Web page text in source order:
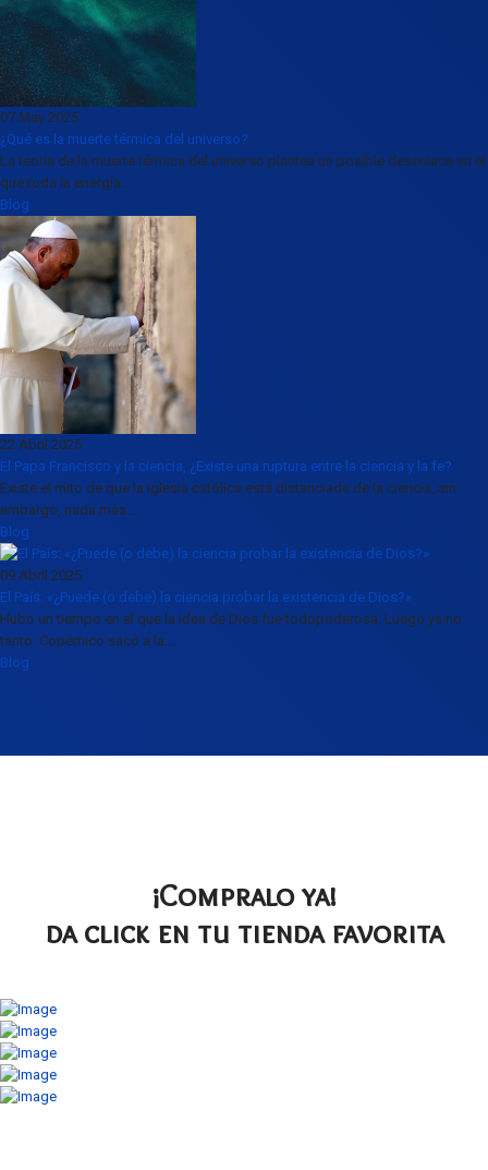
07 May 2025
¿Qué es la muerte térmica del universo?
La teoría de la muerte térmica del universo plantea un posible desenlace en el
que toda la energía...
Blog
22 Abril 2025
El Papa Francisco y la ciencia, ¿Existe una ruptura entre la ciencia y la fe?
Existe el mito de que la iglesia católica está distanciada de la ciencia, sin
embargo, nada más...
Blog
09 Abril 2025
El País: «¿Puede (o debe) la ciencia probar la existencia de Dios?»
Hubo un tiempo en el que la idea de Dios fue todopoderosa. Luego ya no
tanto. Copérnico sacó a la...
Blog
¡Compralo ya!
da click en tu tienda favorita